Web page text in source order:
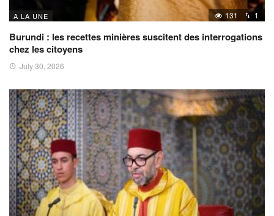
A LA UNE 131 1
Burundi : les recettes minières suscitent des interrogations
chez les citoyens
July 30, 2026